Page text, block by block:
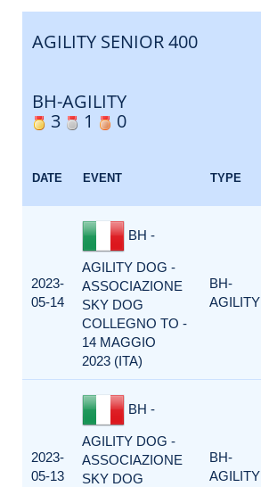
AGILITY SENIOR 400
BH-AGILITY
3
1 0
DATE EVENT TYPE
2023-
05-14
BH -
AGILITY DOG -
ASSOCIAZIONE
SKY DOG
COLLEGNO TO -
14 MAGGIO
2023 (ITA)
BH-
AGILITY
2023-
05-13
BH -
AGILITY DOG -
ASSOCIAZIONE
SKY DOG
BH-
AGILITY